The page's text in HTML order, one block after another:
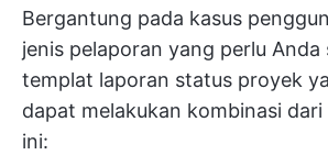
Bergantung pada kasus
jenis pelaporan yang perlu Anda
templat laporan status proyek
dapat melakukan kombinasi
ini: